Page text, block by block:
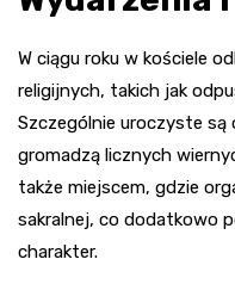
W ciągu roku w kościele
religijnych, takich jak
Szczególnie uroczyste
gromadzą licznych
także miejscem, gdzie
sakralnej, co dodatkowo
charakter.